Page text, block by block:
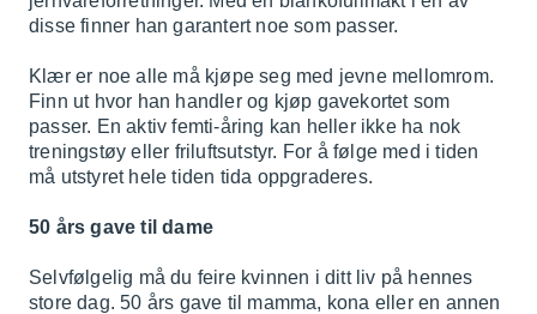
disse finner han garantert noe som passer.
Klær er noe alle må kjøpe seg med jevne mellomrom.
Finn ut hvor han handler og kjøp gavekortet som
passer. En aktiv femti-åring kan heller ikke ha nok
treningstøy eller friluftsutstyr. For å følge med i tiden
må utstyret hele tiden tida oppgraderes.
50 års gave til dame
Selvfølgelig må du feire kvinnen i ditt liv på hennes
store dag. 50 års gave til mamma, kona eller en annen